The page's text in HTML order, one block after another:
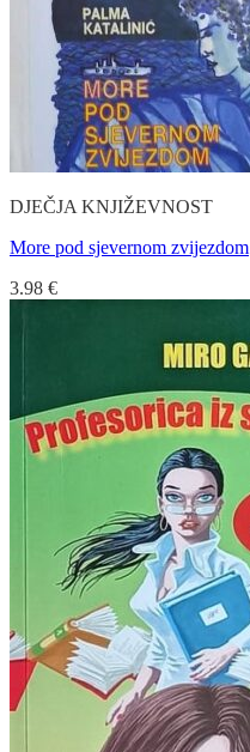
DJEČJA KNJIŽEVNOST
More pod sjevernom zvijezdom
3.98 €